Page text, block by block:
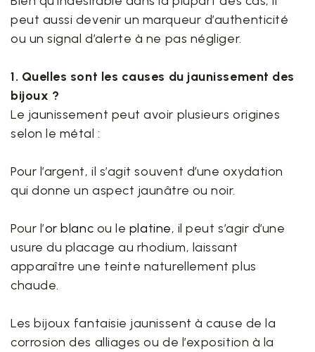
peut aussi devenir un marqueur d’authenticité
ou un signal d’alerte à ne pas négliger.
1. Quelles sont les causes du jaunissement des
bijoux ?
Le jaunissement peut avoir plusieurs origines
selon le métal :
Pour l’argent, il s’agit souvent d’une oxydation
qui donne un aspect jaunâtre ou noir.
Pour l’or blanc ou le platine, il peut s’agir d’une
usure du placage au rhodium, laissant
apparaître une teinte naturellement plus
chaude.
Les bijoux fantaisie jaunissent à cause de la
corrosion des alliages ou de l’exposition à la